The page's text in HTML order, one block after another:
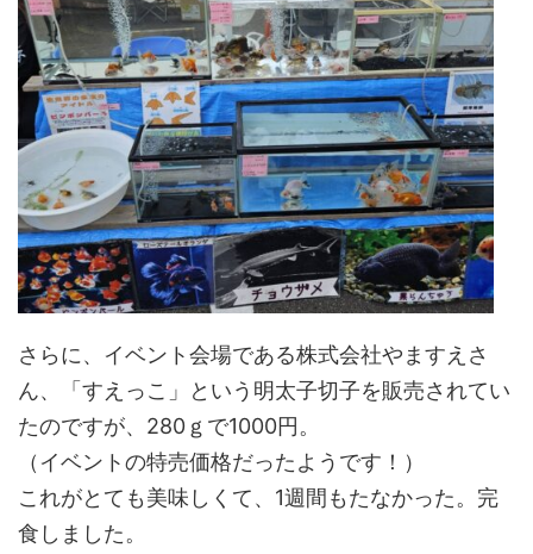
さらに、イベント会場である株式会社やますえさ
ん、「すえっこ」という明太子切子を販売されてい
たのですが、280ｇで1000円。
（イベントの特売価格だったようです！）
これがとても美味しくて、1週間もたなかった。完
食しました。